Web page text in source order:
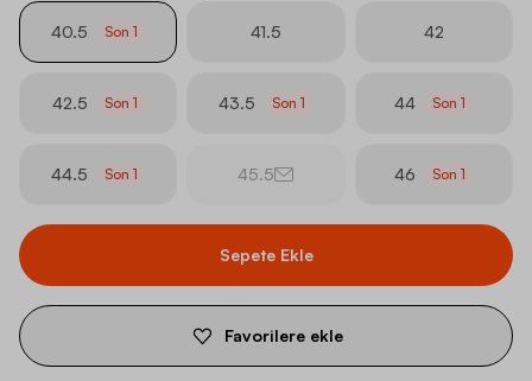
40.5 Son1 41.5 42
42.5 Son 1 43.5 Son1 44 Son1
44.5 Son1 45.5 46 Son1
Sepete Ekle
Favorilere ekle